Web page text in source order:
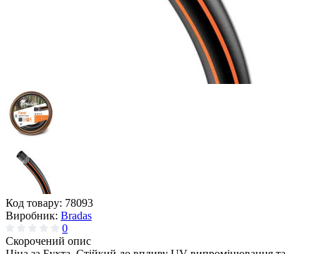
Код товару: 78093
Виробник: Bradas
0
Скорочений опис